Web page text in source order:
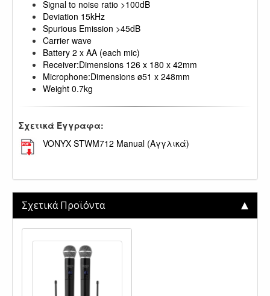
Signal to noise ratio >100dB
Deviation 15kHz
Spurious Emission >45dB
Carrier wave
Battery 2 x AA (each mic)
Receiver:Dimensions 126 x 180 x 42mm
Microphone:Dimensions ø51 x 248mm
Weight 0.7kg
Σχετικά Έγγραφα:
VONYX STWM712 Manual (Αγγλικά)
Σχετικά Προϊόντα